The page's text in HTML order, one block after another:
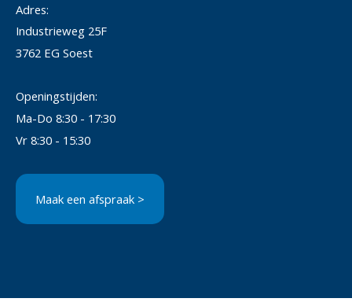
Adres:
Industrieweg 25F
3762 EG Soest
Openingstijden:
Ma-Do 8:30 - 17:30
Vr 8:30 - 15:30
Maak een afspraak >